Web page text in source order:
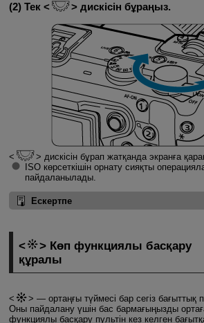
(2) Тек дискісін бұраңыз.
дискісін бұрап жатқанда экранға
ISO көрсеткiшiн орнату сияқты
пайдаланылады.
Ескертпе
Көп функциялы басқару
құралы
— ортаңғы түймесі бар сегіз бағыттық
Оны пайдалану үшін бас бармағыңызды
функциялы басқару пультін кез келген